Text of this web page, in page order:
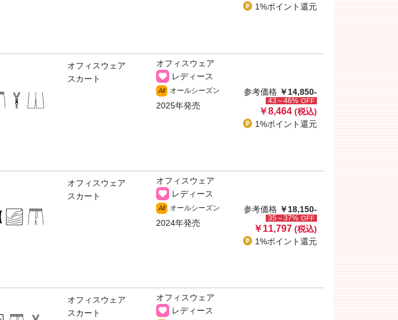
1%ポイント還元
オフィスウェア
スカート
オフィスウェア
レディース
All オールシーズン
2025年発売
参考価格 ￥14,850-
43～46% OFF
￥8,464 (税込)
1%ポイント還元
オフィスウェア
スカート
オフィスウェア
レディース
All オールシーズン
2024年発売
参考価格 ￥18,150-
35～37% OFF
￥11,797 (税込)
1%ポイント還元
オフィスウェア
スカート
オフィスウェア
レディース